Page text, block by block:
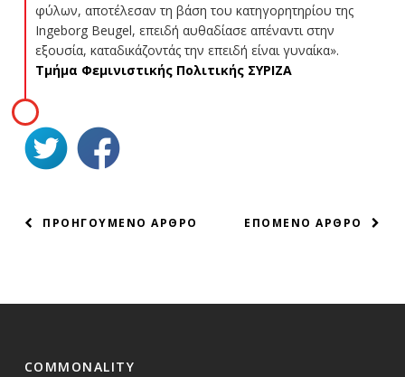
φύλων, αποτέλεσαν τη βάση του κατηγορητηρίου της
Ingeborg Beugel, επειδή αυθαδίασε απέναντι στην
εξουσία, καταδικάζοντάς την επειδή είναι γυναίκα».
Τμήμα Φεμινιστικής Πολιτικής ΣΥΡΙΖΑ
ΠΛΟΗΓΗΣΗ
ΕΠΟΜΕΝΟ ΑΡΘΡΟ
ΠΡΟΗΓΟΥΜΕΝΟ ΑΡΘΡΟ
COMMONALITY